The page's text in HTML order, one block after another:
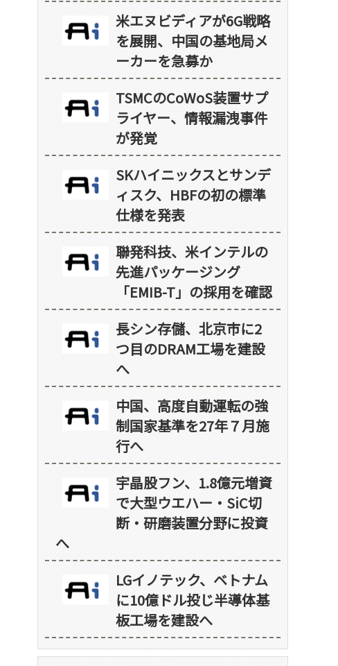
米エヌビディアが6G戦略
を展開、中国の基地局メ
ーカーを急募か
TSMCのCoWoS装置サプ
ライヤー、情報漏洩事件
が発覚
SKハイニックスとサンデ
ィスク、HBFの初の標準
仕様を発表
聯発科技、米インテルの
先進パッケージング
「EMIB-T」の採用を確認
長シン存儲、北京市に2
つ目のDRAM工場を建設
へ
中国、高度自動運転の強
制国家基準を27年７月施
行へ
宇晶股フン、1.8億元増資
で大型ウエハー・SiC切
断・研磨装置分野に投資
へ
LGイノテック、ベトナム
に10億ドル投じ半導体基
板工場を建設へ